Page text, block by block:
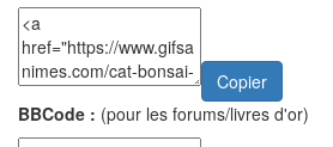
Copier
BBCode : (pour les forums/livres d'or)